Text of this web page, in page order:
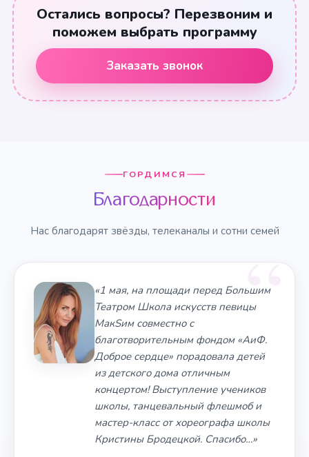
Остались вопросы? Перезвоним и
поможем выбрать программу
Заказать звонок
ГОРДИМСЯ
Благодарности
Нас благодарят звёзды, телеканалы и сотни семей
«1 мая, на площади перед Большим
Театром Школа искусств певицы
МакSим совместно с
благотворительным фондом «АиФ.
Доброе сердце» порадовала детей
из детского дома отличным
концертом! Выступление учеников
школы, танцевальный флешмоб и
мастер-класс от хореографа школы
Кристины Бродецкой. Спасибо…»